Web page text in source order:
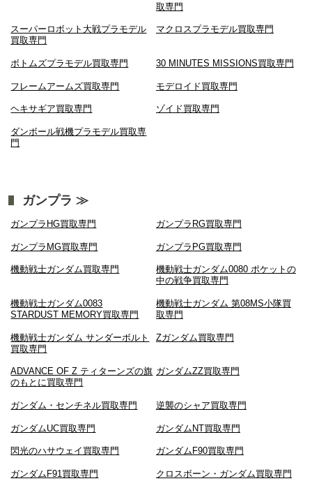
取専門
スーパーロボット大戦プラモデル
買取専門
マクロスプラモデル買取専門
ボトムズプラモデル買取専門 30 MINUTES MISSIONS買取専門
フレームアームズ買取専門 モデロイド買取専門
ヘキサギア買取専門 ゾイド買取専門
ダンボール戦機プラモデル買取専
門
ガンプラ ≫
ガンプラHG買取専門 ガンプラRG買取専門
ガンプラMG買取専門 ガンプラPG買取専門
機動戦士ガンダム買取専門
機動戦士ガンダム0080 ポケットの
中の戦争買取専門
機動戦士ガンダム0083
STARDUST MEMORY買取専門
機動戦士ガンダム 第08MS小隊買
取専門
機動戦士ガンダム サンダーボルト
買取専門
Zガンダム買取専門
ADVANCE OF Ζ ティターンズの旗
のもとに買取専門
ガンダムZZ買取専門
ガンダム・センチネル買取専門 逆襲のシャア買取専門
ガンダムUC買取専門 ガンダムNT買取専門
閃光のハサウェイ買取専門 ガンダムF90買取専門
ガンダムF91買取専門 クロスボーン・ガンダム買取専門